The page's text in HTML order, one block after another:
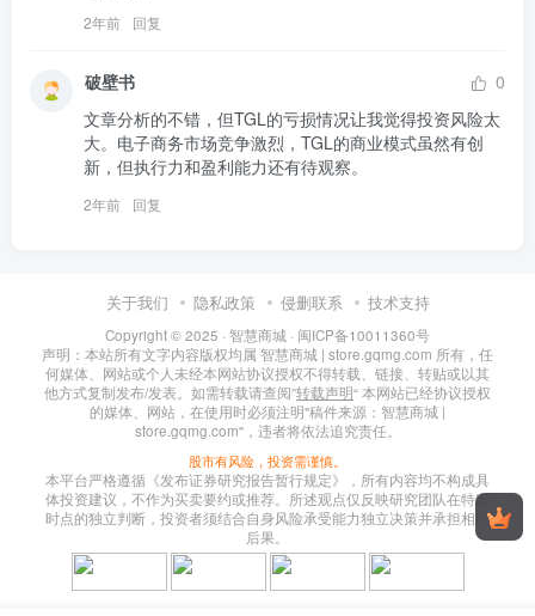
2年前 回复
破壁书
0
文章分析的不错，但TGL的亏损情况让我觉得投资风险太
大。电子商务市场竞争激烈，TGL的商业模式虽然有创
新，但执行力和盈利能力还有待观察。
2年前 回复
关于我们 隐私政策 侵删联系 技术支持
Copyright © 2025 · 智慧商城 · 闽ICP备10011360号
声明：本站所有文字内容版权均属 智慧商城 | store.gqmg.com 所有，任
何媒体、网站或个人未经本网站协议授权不得转载、链接、转贴或以其
他方式复制发布/发表。如需转载请查阅”转载声明“ 本网站已经协议授权
的媒体、网站，在使用时必须注明"稿件来源：智慧商城 |
store.gqmg.com"，违者将依法追究责任。
股市有风险，投资需谨慎。
本平台严格遵循《发布证券研究报告暂行规定》，所有内容均不构成具
体投资建议，不作为买卖要约或推荐。所述观点仅反映研究团队在特定
时点的独立判断，投资者须结合自身风险承受能力独立决策并承担相应
后果。